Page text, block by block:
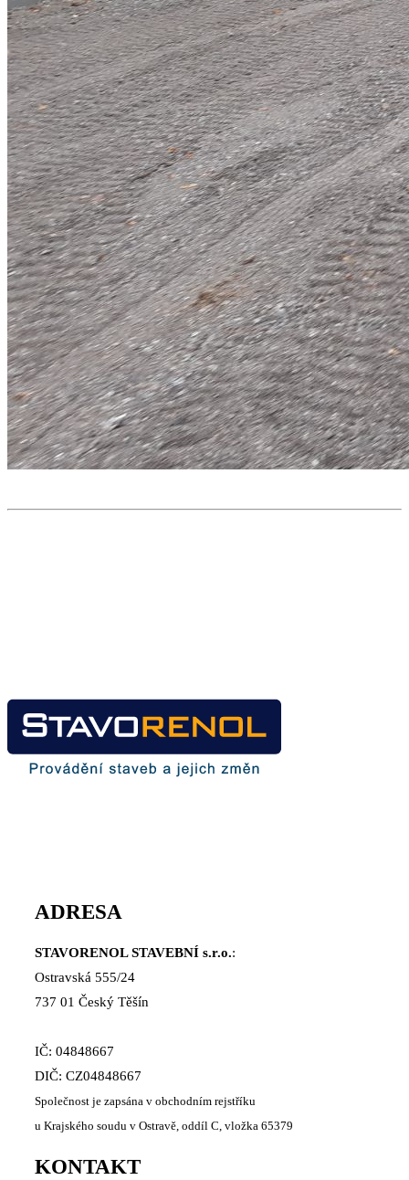
ADRESA
STAVORENOL STAVEBNÍ s.r.o.:
Ostravská 555/24
737 01 Český Těšín
IČ: 04848667
DIČ: CZ04848667
Společnost je zapsána v obchodním rejstříku
u Krajského soudu v Ostravě, oddíl C, vložka 65379
KONTAKT